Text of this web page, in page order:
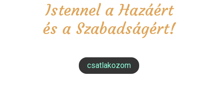
Istennel a Hazáért
és a Szabadságért!
csatlakozom